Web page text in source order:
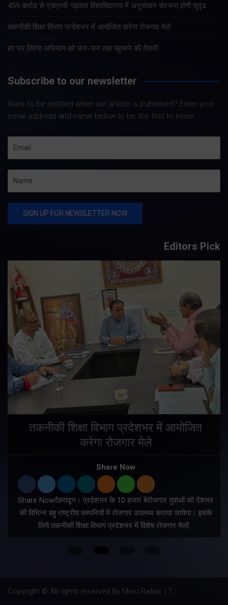
459 करोड़ से एचएनबी गढ़वाल विश्वविद्यालय में अनुसंधान संरचना होगी सुदृढ
तकनीकी शिक्षा विभाग प्रदेशभर में आयोजित करेगा रोजगार मेले
हर घर तिरंगा अभियान को जन-जन तक पहुंचाने की तैयारी
Subscribe to our newsletter
Want to be notified when our article is published? Enter your
email address and name below to be the first to know.
Editors Pick
तकनीकी शिक्षा विभाग प्रदेशभर में आयोजित
करेगा रोजगार मेले
Share Now
Share Nowदेहरादून। प्रदेशभर के 10 हजार बेरोजगार युवाओं को देशभर
की विभिन्न बहु राष्ट्रीय कम्पनियों में रोजगार उपलब्ध कराया जायेगा। इसके
लिये तकनीकी शिक्षा विभाग प्रदेशभर में विशेष रोजगार मेलों…
Copyright © All rights reserved By Meru Raibar | Theme by